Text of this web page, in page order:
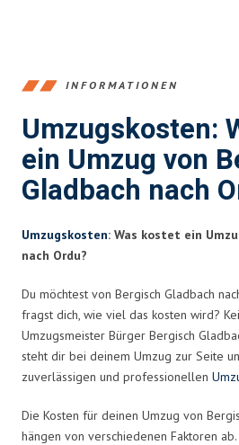
INFORMATIONEN
Umzugskosten:
ein Umzug von
Gladbach nach
Umzugskosten: Was kostet ein
nach Ordu?
Du möchtest von Bergisch Gladbach
fragst dich, wie viel das kosten wird?
Umzugsmeister Bürger Bergisch
steht dir bei deinem Umzug zur Seite
zuverlässigen und professionellen
Die Kosten für deinen Umzug von
hängen von verschiedenen Faktoren